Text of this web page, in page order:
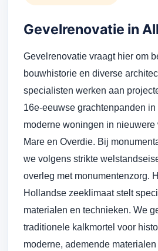
Gevelrenovatie in
Gevelrenovatie vraagt hier om
bouwhistorie en diverse
specialisten werken aan
16e-eeuwse grachtenpanden
moderne woningen in
Mare en Overdie. Bij
we volgens strikte
overleg met monumentenzorg.
Hollandse zeeklimaat stelt
materialen en technieken. We
traditionele kalkmortel voor
moderne, ademende